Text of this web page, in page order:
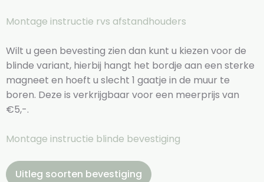
Montage instructie rvs afstandhouders
Wilt u geen bevesting zien dan kunt u kiezen voor de
blinde variant, hierbij hangt het bordje aan een sterke
magneet en hoeft u slecht 1 gaatje in de muur te
boren. Deze is verkrijgbaar voor een meerprijs van
€5,-.
Montage instructie blinde bevestiging
Uitleg soorten bevestiging